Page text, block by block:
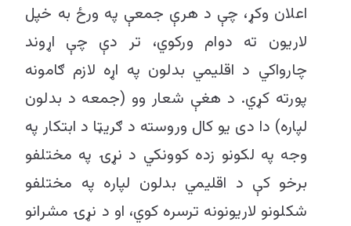
اعلان وکړ، چې د هرې جمعې په ورځ به خپل
لاریون ته دوام ورکوي، تر دې چې اړوند
چارواکي د اقلیمي بدلون په اړه لازم ګامونه
پورته کړي. د هغې شعار وو (جمعه د بدلون
لپاره) دا دی یو کال وروسته د ګریټا د ابتکار په
وجه په لکونو زده کوونکي د نړۍ په مختلفو
برخو کې د اقلیمي بدلون لپاره په مختلفو
شکلونو لاریونونه ترسره کوي، او د نړۍ مشرانو